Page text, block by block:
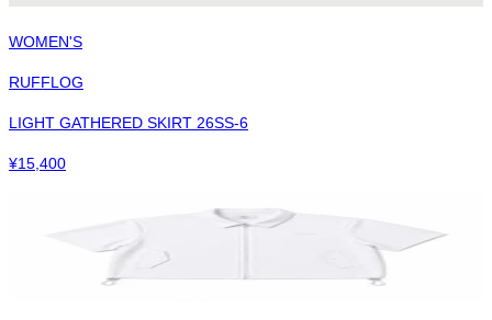
WOMEN'S
RUFFLOG
LIGHT GATHERED SKIRT 26SS-6
¥15,400